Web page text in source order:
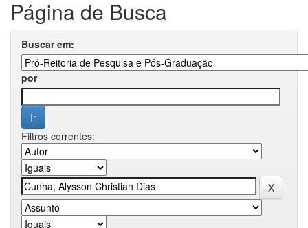
Página de Busca
Buscar em:
por
Filtros correntes: